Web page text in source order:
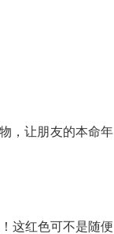
，让朋友的本命年
这红色可不是随便